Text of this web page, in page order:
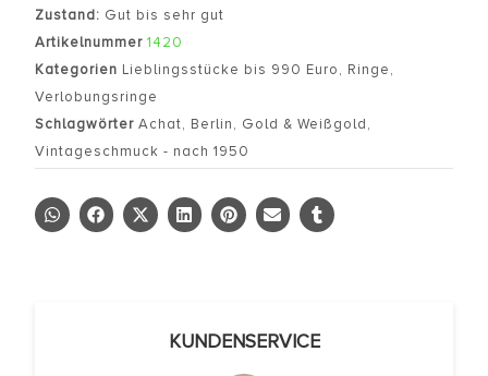
Zustand: Gut bis sehr gut
Artikelnummer 1420
Kategorien Lieblingsstücke bis 990 Euro, Ringe,
Verlobungsringe
Schlagwörter Achat, Berlin, Gold & Weißgold,
Vintageschmuck - nach 1950
KUNDENSERVICE